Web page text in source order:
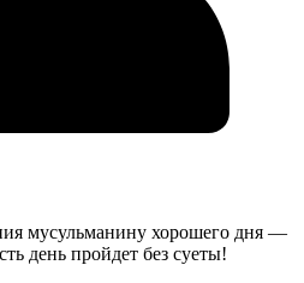
мусульманину хорошего дня —
день пройдет без суеты!